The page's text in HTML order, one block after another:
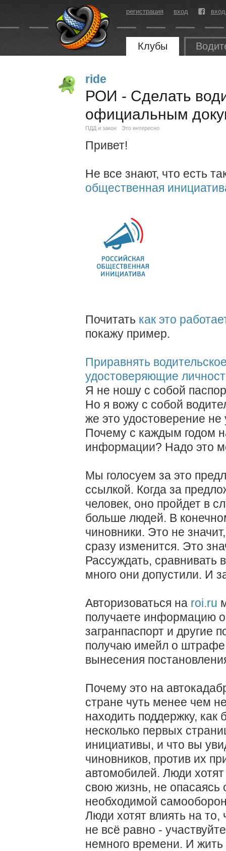
регистрация вход
Клубы
ride
РОИ - Сделать
официальным
ПДД и закон Это интересно
Привет!
Не все знают, что есть
общественная
Почитать как это
покажу пример.
Приравнять
удостоверяющие
Я не ношу с собой
Но я вожу с собой
же это удостоверение
Почему с каждым годом
информации? Надо это
Мы голосуем за это
ссылкой. Когда за
человек, оно пройдет в
больше людей. В
чиновники. Это не
сразу изменится. Это
Рассуждать, сравнивать
много они допустили. И
Авторизоваться на roi.ru
получаете информацию
загранпаспорт и другие
получаю имейл о
вынесения
Почему это на
стране чуть менее чем
находить поддержку,
несколько первых
инициативы, и что вы
чиновников, против их
автомобилей. Люди
свою жизнь, не
необходимой
Люди хотят влиять на
не всё равно -
немного времени. И жить